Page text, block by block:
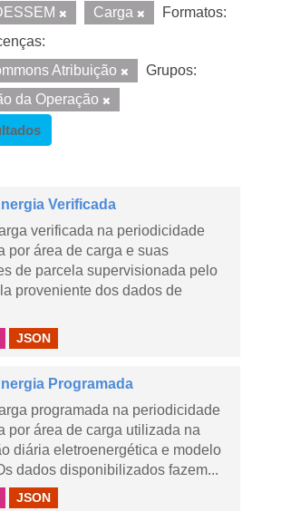
Carga
Formatos:
Atribuição
Grupos:
da Operação
Verificada
verificada na periodicidade
por área de carga e suas
de parcela supervisionada pelo
proveniente dos dados de
JSON
Programada
programada na periodicidade
por área de carga utilizada na
diária eletroenergética e modelo
dados disponibilizados fazem...
JSON